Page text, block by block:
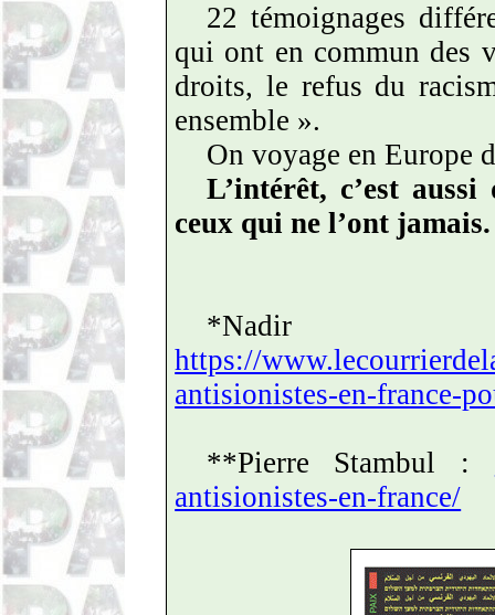
22 témoignages
qui ont en commun des
droits, le refus du
ensemble ».
On voyage en Europe
L’intérêt, c’est
ceux qui ne l’ont
*Nadir
https://
antisionistes-en-france-
**Pierre Stambul :
antisionistes-en-france/